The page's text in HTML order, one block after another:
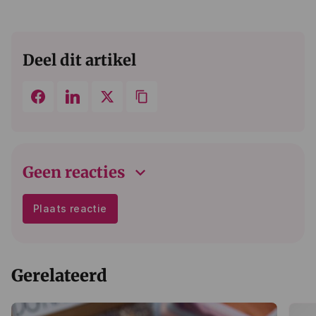
Deel dit artikel
Geen reacties keyboard_arrow_down
Plaats reactie
Gerelateerd